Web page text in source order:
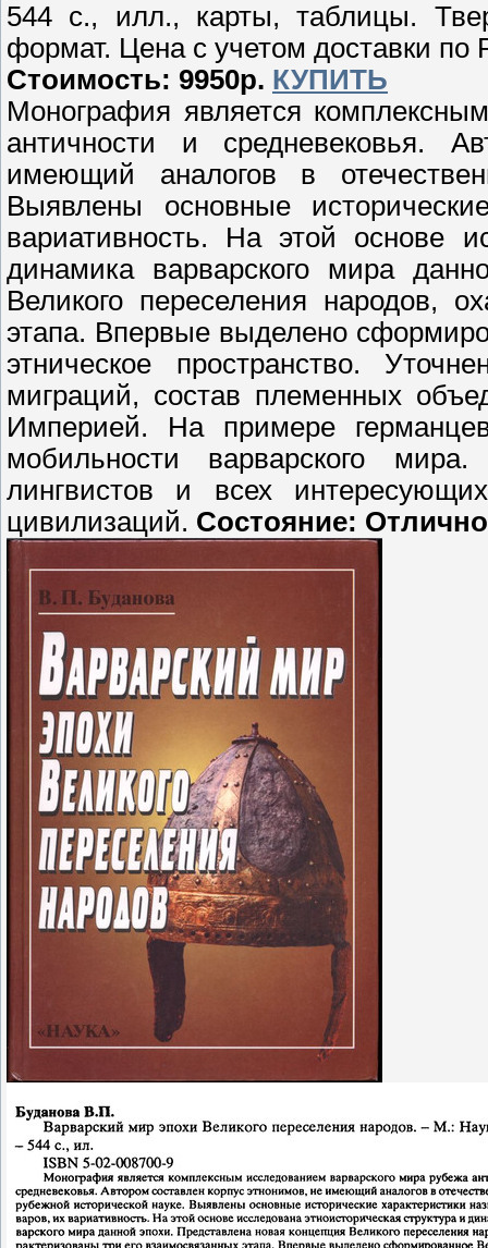
544 с., илл., карты, таблицы.
формат. Цена с учетом доставки по
Стоимость: 9950р. КУПИТЬ
Монография является
античности и средневековья.
имеющий аналогов в
Выявлены основные
вариативность. На этой основе
динамика варварского мира
Великого переселения народов,
этапа. Впервые выделено
этническое пространство.
миграций, состав племенных
Империей. На примере
мобильности варварского
лингвистов и всех
цивилизаций. Состояние: